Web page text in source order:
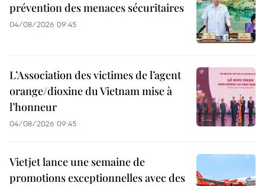
prévention des menaces sécuritaires
04/08/2026 09:45
L’Association des victimes de l’agent
orange/dioxine du Vietnam mise à
l’honneur
04/08/2026 09:45
Vietjet lance une semaine de
promotions exceptionnelles avec des